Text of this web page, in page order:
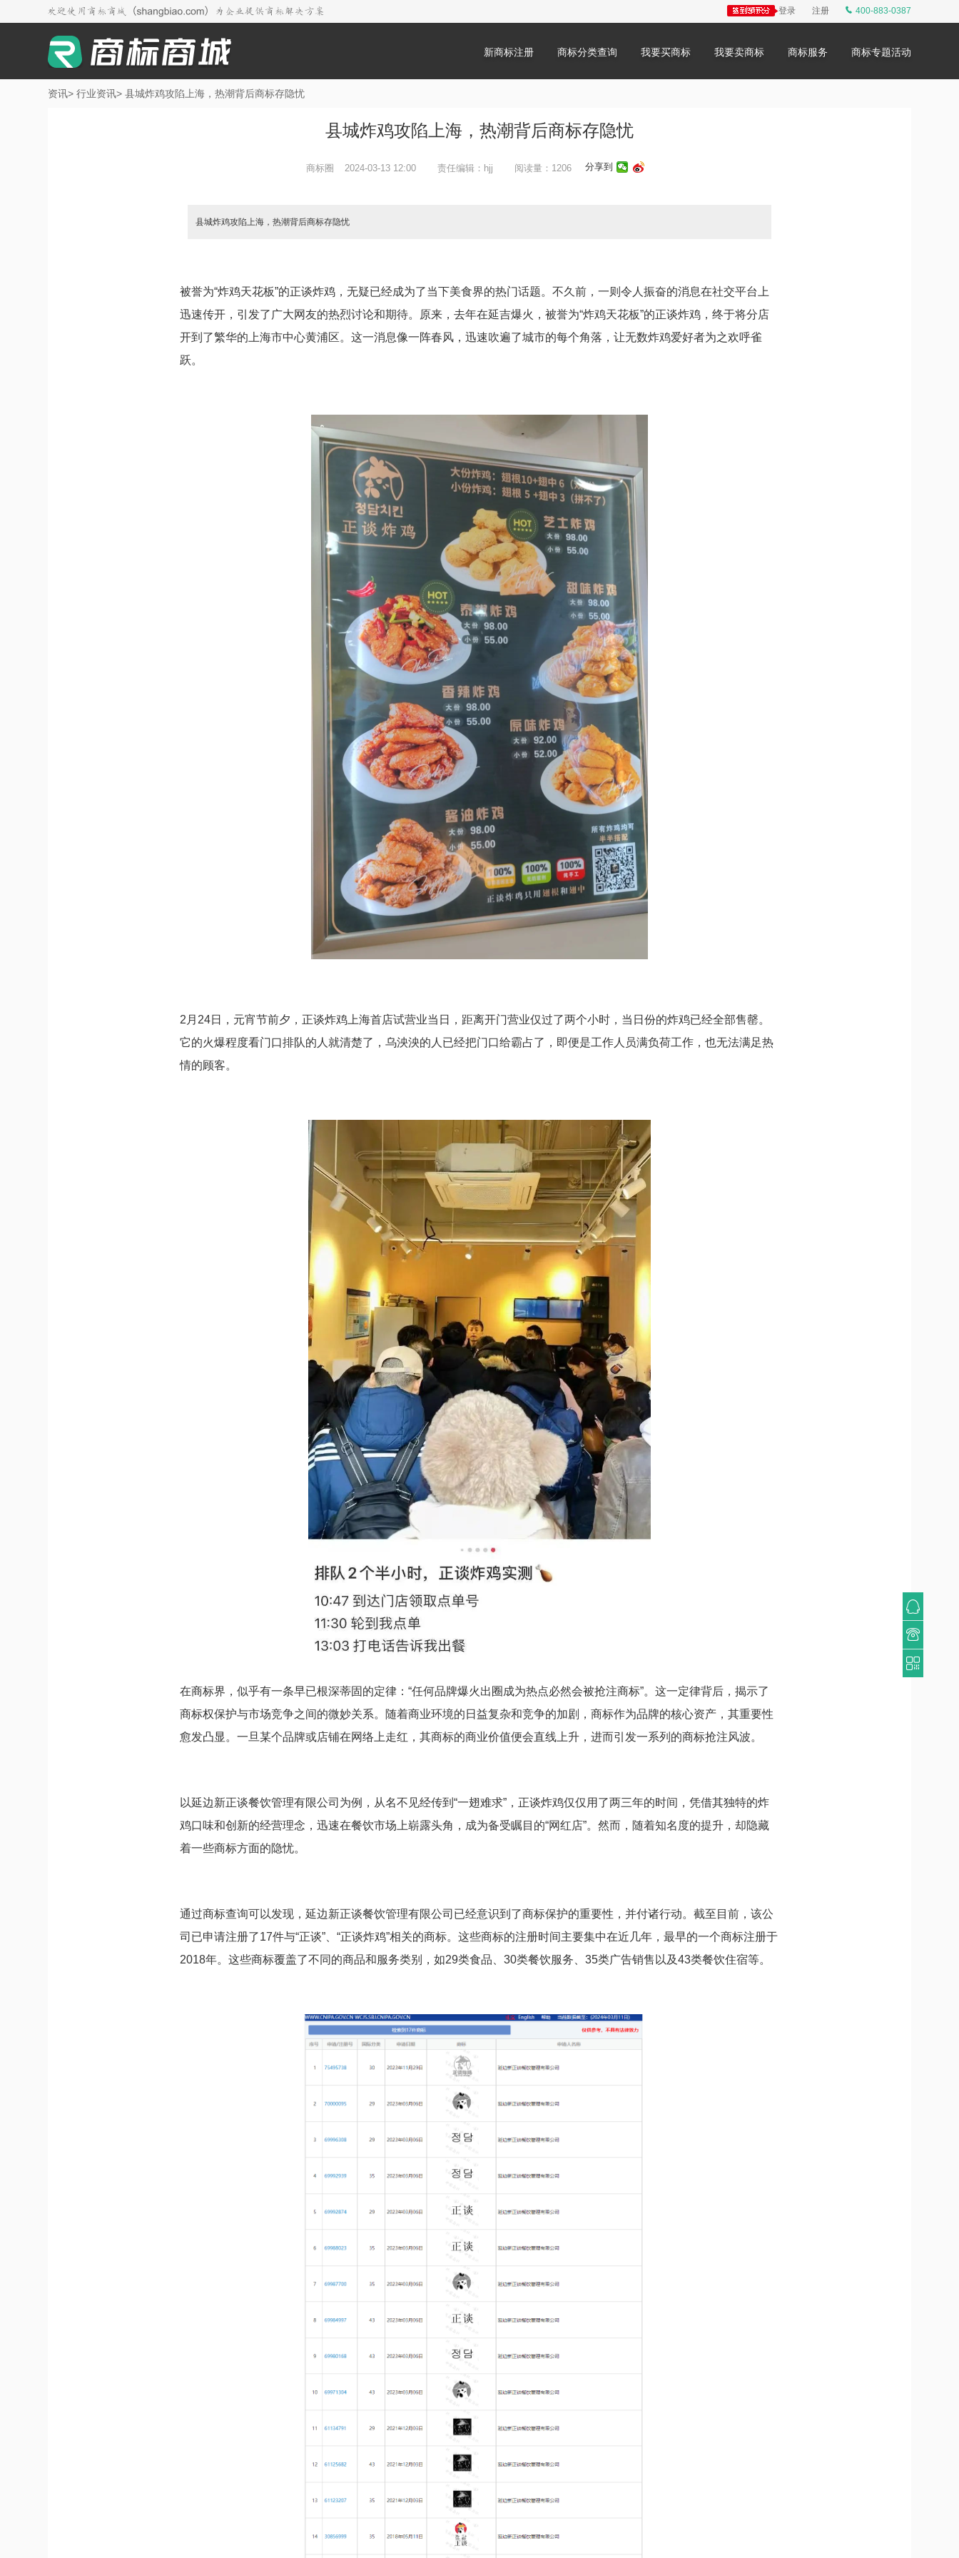
登录 注册 400-883-0387
新商标注册 商标分类查询 我要买商标 我要卖商标 商标服务 商标专题活动
资讯> 行业资讯> 县城炸鸡攻陷上海，热潮背后商标存隐忧
县城炸鸡攻陷上海，热潮背后商标存隐忧
商标圈 2024-03-13 12:00 责任编辑：hjj 阅读量：1206 分享到
县城炸鸡攻陷上海，热潮背后商标存隐忧
被誉为“炸鸡天花板”的正谈炸鸡，无疑已经成为了当下美食界的热门话题。不久前，一则令人振奋的消息在社交平台上
迅速传开，引发了广大网友的热烈讨论和期待。原来，去年在延吉爆火，被誉为“炸鸡天花板”的正谈炸鸡，终于将分店
开到了繁华的上海市中心黄浦区。这一消息像一阵春风，迅速吹遍了城市的每个角落，让无数炸鸡爱好者为之欢呼雀
跃。
2月24日，元宵节前夕，正谈炸鸡上海首店试营业当日，距离开门营业仅过了两个小时，当日份的炸鸡已经全部售罄。
它的火爆程度看门口排队的人就清楚了，乌泱泱的人已经把门口给霸占了，即便是工作人员满负荷工作，也无法满足热
情的顾客。
在商标界，似乎有一条早已根深蒂固的定律：“任何品牌爆火出圈成为热点必然会被抢注商标”。这一定律背后，揭示了
商标权保护与市场竞争之间的微妙关系。随着商业环境的日益复杂和竞争的加剧，商标作为品牌的核心资产，其重要性
愈发凸显。一旦某个品牌或店铺在网络上走红，其商标的商业价值便会直线上升，进而引发一系列的商标抢注风波。
以延边新正谈餐饮管理有限公司为例，从名不见经传到“一翅难求”，正谈炸鸡仅仅用了两三年的时间，凭借其独特的炸
鸡口味和创新的经营理念，迅速在餐饮市场上崭露头角，成为备受瞩目的“网红店”。然而，随着知名度的提升，却隐藏
着一些商标方面的隐忧。
通过商标查询可以发现，延边新正谈餐饮管理有限公司已经意识到了商标保护的重要性，并付诸行动。截至目前，该公
司已申请注册了17件与“正谈”、“正谈炸鸡”相关的商标。这些商标的注册时间主要集中在近几年，最早的一个商标注册于
2018年。这些商标覆盖了不同的商品和服务类别，如29类食品、30类餐饮服务、35类广告销售以及43类餐饮住宿等。